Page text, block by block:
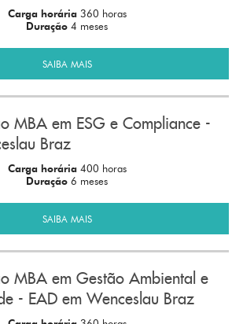
Carga horária 360 horas
Duração 4 meses
SAIBA MAIS
MBA em ESG e Compliance -
Braz
Carga horária 400 horas
Duração 6 meses
SAIBA MAIS
MBA em Gestão Ambiental e
- EAD em Wenceslau Braz